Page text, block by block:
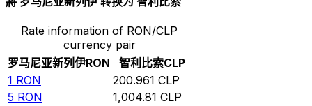
Rate information of RON/CLP
currency pair
罗马尼亚新列伊RON 智利比索CLP
1 RON 200.961 CLP
5 RON 1,004.81 CLP